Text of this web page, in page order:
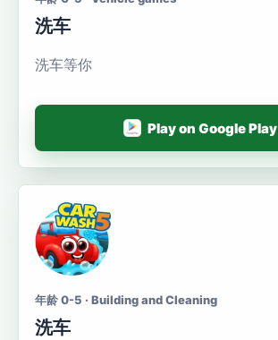
洗车
洗车等你
Play on Google Play
年龄 0-5 · Building and Cleaning
洗车